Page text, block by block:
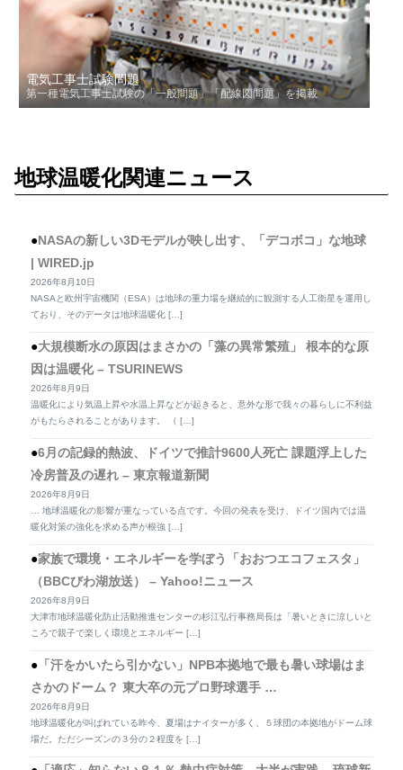
電気工事士試験問題
第一種電気工事士試験の「一般問題」「配線図問題」を掲載
地球温暖化関連ニュース
NASAの新しい3Dモデルが映し出す、「デコボコ」な地球
| WIRED.jp
2026年8月10日
NASAと欧州宇宙機関（ESA）は地球の重力場を継続的に観測する人工衛星を運用し
ており、そのデータは地球温暖化 […]
大規模断水の原因はまさかの「藻の異常繁殖」 根本的な原
因は温暖化 – TSURINEWS
2026年8月9日
温暖化により気温上昇や水温上昇などが起きると、意外な形で我々の暮らしに不利益
がもたらされることがあります。 （ […]
6月の記録的熱波、ドイツで推計9600人死亡 課題浮上した
冷房普及の遅れ – 東京報道新聞
2026年8月9日
… 地球温暖化の影響が重なっている点です。今回の発表を受け、ドイツ国内では温
暖化対策の強化を求める声が根強 […]
家族で環境・エネルギーを学ぼう「おおつエコフェスタ」
（BBCびわ湖放送） – Yahoo!ニュース
2026年8月9日
大津市地球温暖化防止活動推進センターの杉江弘行事務局長は「暑いときに涼しいと
ころで親子で楽しく環境とエネルギー […]
「汗をかいたら引かない」NPB本拠地で最も暑い球場はま
さかのドーム？ 東大卒の元プロ野球選手 …
2026年8月9日
地球温暖化が叫ばれている昨今、夏場はナイターが多く、５球団の本拠地がドーム球
場だ。ただシーズンの３分の２程度を […]